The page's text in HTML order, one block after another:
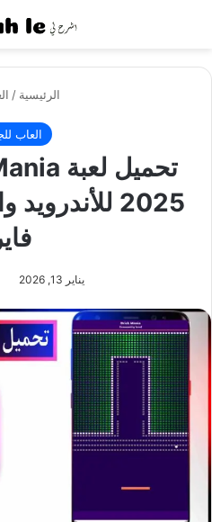
الرئيسية /
العاب
2025
يناير 13, 2026